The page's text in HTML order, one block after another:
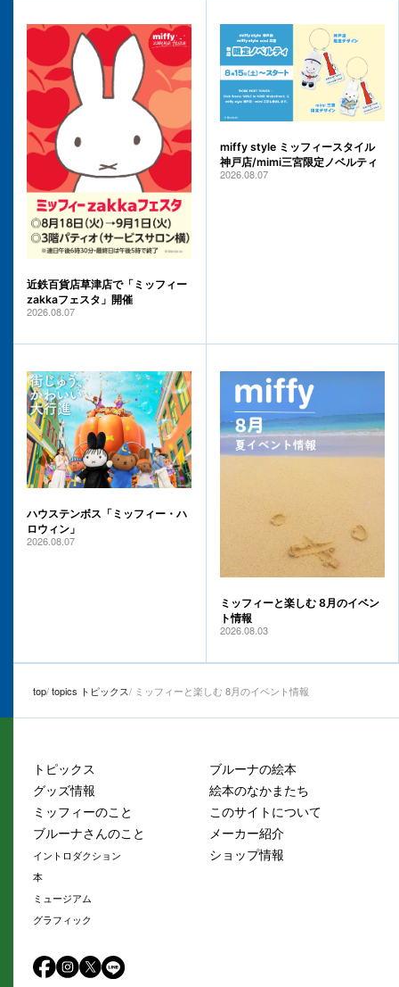
近鉄百貨店草津店で「ミッフィー
zakkaフェスタ」開催
2026.08.07
miffy style ミッフィースタイル
神戸店/mimi三宮限定ノベルティ
2026.08.07
ハウステンボス「ミッフィー・ハ
ロウィン」
2026.08.07
ミッフィーと楽しむ 8月のイベン
ト情報
2026.08.03
top topics トピックス ミッフィーと楽しむ 8月のイベント情報
トピックス
グッズ情報
ミッフィーのこと
ブルーナさんのこと
イントロダクション
本
ミュージアム
グラフィック
ブルーナの絵本
絵本のなかまたち
このサイトについて
メーカー紹介
ショップ情報